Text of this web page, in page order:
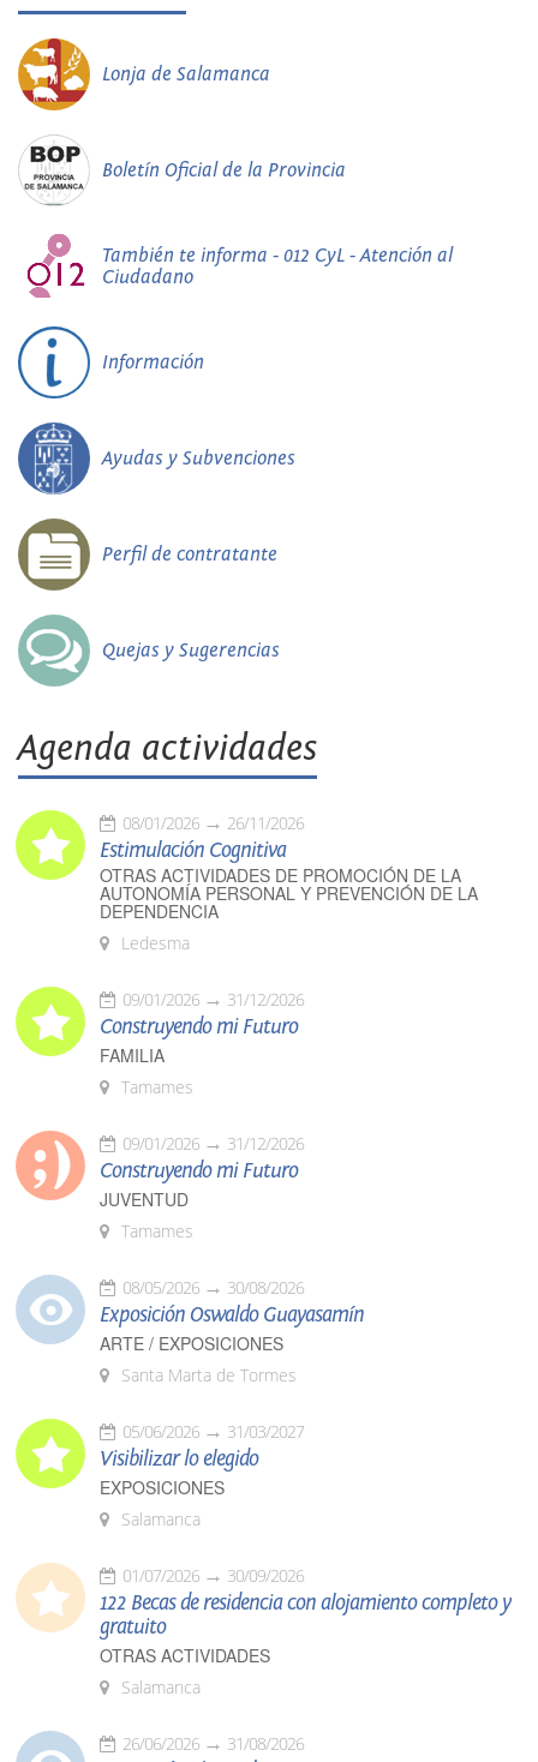
Lonja de Salamanca
Boletín Oficial de la Provincia
También te informa - 012 CyL - Atención al
Ciudadano
Información
Ayudas y Subvenciones
Perfil de contratante
Quejas y Sugerencias
Agenda actividades
08/01/2026 26/11/2026
Estimulación Cognitiva
OTRAS ACTIVIDADES DE PROMOCIÓN DE LA
AUTONOMÍA PERSONAL Y PREVENCIÓN DE LA
DEPENDENCIA
Ledesma
09/01/2026 31/12/2026
Construyendo mi Futuro
FAMILIA
Tamames
09/01/2026 31/12/2026
Construyendo mi Futuro
JUVENTUD
Tamames
08/05/2026 30/08/2026
Exposición Oswaldo Guayasamín
ARTE / EXPOSICIONES
Santa Marta de Tormes
05/06/2026 31/03/2027
Visibilizar lo elegido
EXPOSICIONES
Salamanca
01/07/2026 30/09/2026
122 Becas de residencia con alojamiento completo y
gratuito
OTRAS ACTIVIDADES
Salamanca
26/06/2026 31/08/2026